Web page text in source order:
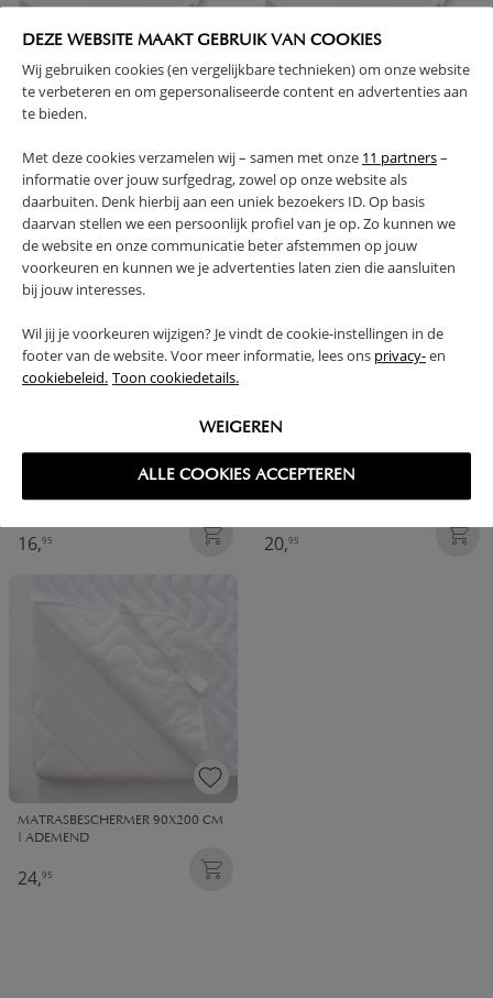
DEZE WEBSITE MAAKT GEBRUIK VAN COOKIES
Wij gebruiken cookies (en vergelijkbare technieken) om onze website
te verbeteren en om gepersonaliseerde content en advertenties aan
te bieden.
Met deze cookies verzamelen wij – samen met onze 11 partners–
informatie over jouw surfgedrag, zowel op onze website als
daarbuiten. Denk hierbij aan een uniek bezoekers ID. Op basis
daarvan stellen we een persoonlijk profiel van je op. Zo kunnen we
de website en onze communicatie beter afstemmen op jouw
voorkeuren en kunnen we je advertenties laten zien die aansluiten
bij jouw interesses.
Wil jij je voorkeuren wijzigen? Je vindt de cookie-instellingen in de
footer van de website. Voor meer informatie, lees ons privacy-en
cookiebeleid. Toon cookiedetails.
WEIGEREN
ALLE COOKIES ACCEPTEREN
MOLTON MATRASBESCHERMER​
18,95
MOLTON MATRASBESCHERMER​
22,95
KUSSENSLOPEN 60 X 70 CM
16,95
| ADEMEND
20,95
MATRASBESCHERMER 90X200 CM
| ADEMEND
24,95